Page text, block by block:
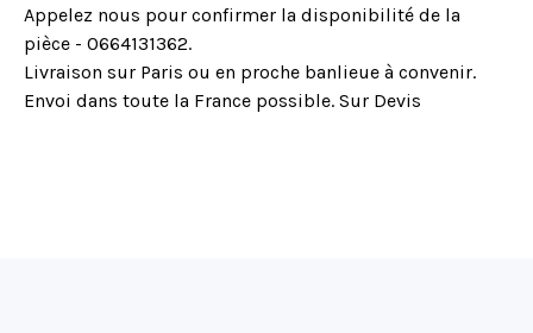
Appelez nous pour confirmer la disponibilité de la
pièce - 0664131362.
Livraison sur Paris ou en proche banlieue à convenir.
Envoi dans toute la France possible. Sur Devis